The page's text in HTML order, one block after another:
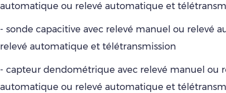
automatique ou relevé automatique et
- sonde capacitive avec relevé manuel ou relevé
relevé automatique et télétransmission
- capteur dendométrique avec relevé manuel ou
automatique ou relevé automatique et